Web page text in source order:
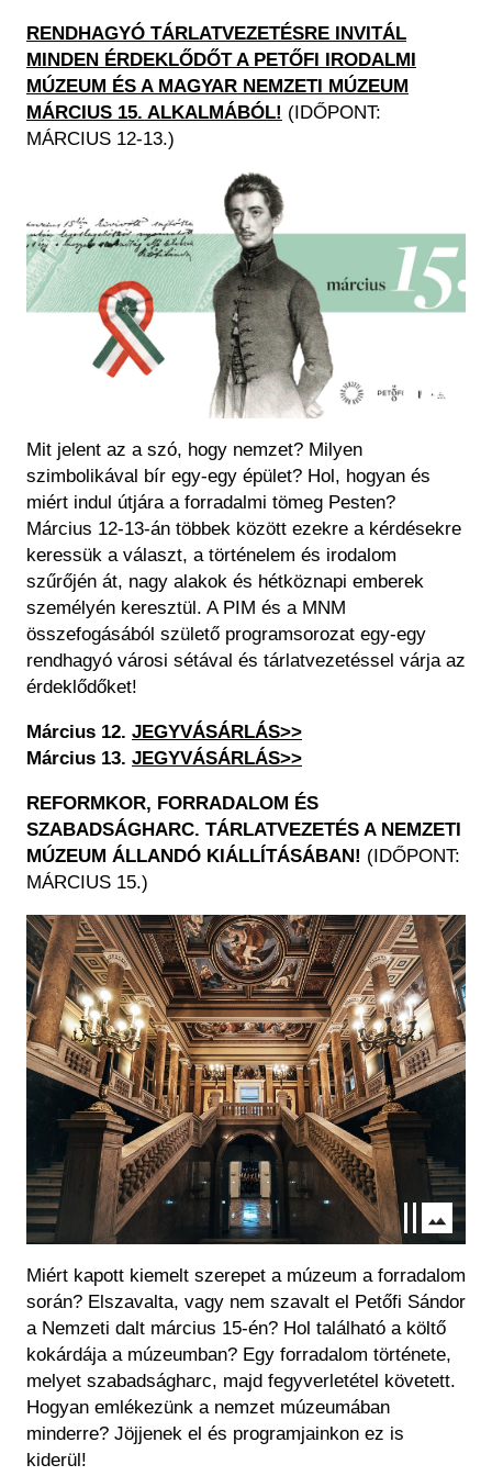
Coins Collection
Central Archive
RENDHAGYÓ TÁRLATVEZETÉSRE INVITÁL
MINDEN ÉRDEKLŐDŐT A PETŐFI IRODALMI
MÚZEUM ÉS A MAGYAR NEMZETI MÚZEUM
MÁRCIUS 15. ALKALMÁBÓL! (IDŐPONT:
MÁRCIUS 12-13.)
Mit jelent az a szó, hogy nemzet? Milyen
szimbolikával bír egy-egy épület? Hol, hogyan és
miért indul útjára a forradalmi tömeg Pesten?
Március 12-13-án többek között ezekre a kérdésekre
keressük a választ, a történelem és irodalom
szűrőjén át, nagy alakok és hétköznapi emberek
személyén keresztül. A PIM és a MNM
összefogásából születő programsorozat egy-egy
rendhagyó városi sétával és tárlatvezetéssel várja az
érdeklődőket!
Március 12. JEGYVÁSÁRLÁS>>
Március 13. JEGYVÁSÁRLÁS>>
REFORMKOR, FORRADALOM ÉS
SZABADSÁGHARC. TÁRLATVEZETÉS A NEMZETI
MÚZEUM ÁLLANDÓ KIÁLLÍTÁSÁBAN! (IDŐPONT:
MÁRCIUS 15.)
Image
Miért kapott kiemelt szerepet a múzeum a forradalom
során? Elszavalta, vagy nem szavalt el Petőfi Sándor
a Nemzeti dalt március 15-én? Hol található a költő
kokárdája a múzeumban? Egy forradalom története,
melyet szabadságharc, majd fegyverletétel követett.
Hogyan emlékezünk a nemzet múzeumában
minderre? Jöjjenek el és programjainkon ez is
kiderül!